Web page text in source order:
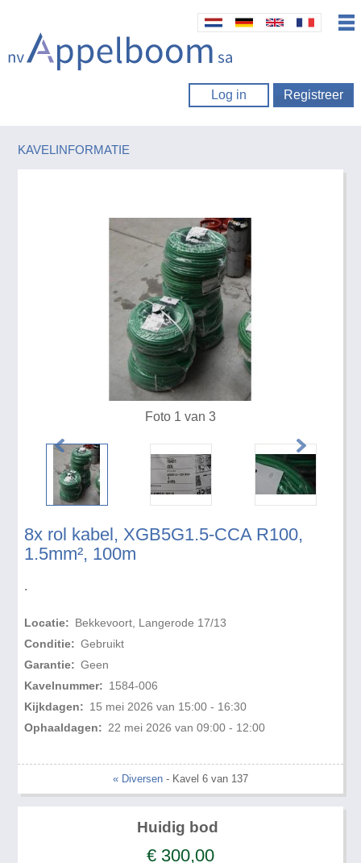
Log in Registreer
KAVELINFORMATIE
8x rol kabel, XGB5G1.5-CCA R100,
1.5mm², 100m
.
Locatie: Bekkevoort, Langerode 17/13
Conditie: Gebruikt
Garantie: Geen
Kavelnummer: 1584-006
Kijkdagen: 15 mei 2026 van 15:00 - 16:30
Ophaaldagen: 22 mei 2026 van 09:00 - 12:00
Foto 1 van 3
« Diversen - Kavel 6 van 137
Huidig bod
€ 300,00